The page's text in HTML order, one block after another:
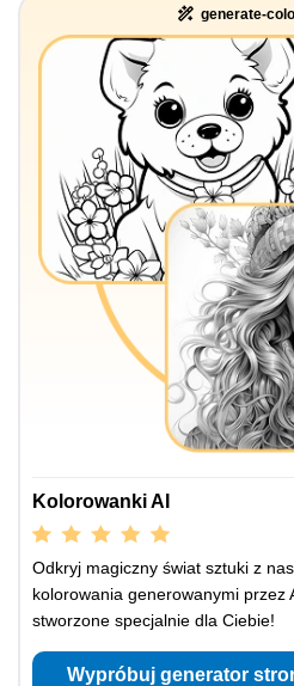
generate-
Kolorowanki AI
Odkryj magiczny świat sztuki z
kolorowania generowanymi przez
stworzone specjalnie dla Ciebie!
Wypróbuj generator